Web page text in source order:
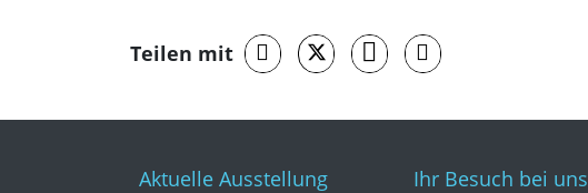
Teilen mit
Aktuelle Ausstellung
Ihr Besuch bei uns